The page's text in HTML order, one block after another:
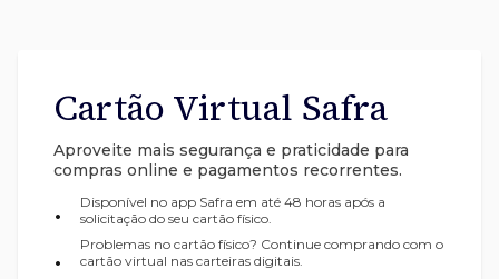
Cartão Virtual Safra
Aproveite mais segurança e praticidade para
compras online e pagamentos recorrentes.
•
Disponível no app Safra em até 48 horas após a
solicitação do seu cartão físico.
•
Problemas no cartão físico? Continue comprando com o
cartão virtual nas carteiras digitais.